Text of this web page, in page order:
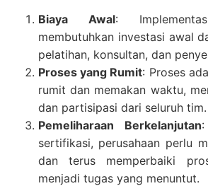
Biaya Awal:
membutuhkan investasi awal
pelatihan, konsultan, dan
Proses yang Rumit: Proses
rumit dan memakan waktu,
dan partisipasi dari seluruh tim.
Pemeliharaan Berkelanjutan
sertifikasi, perusahaan perlu
dan terus memperbaiki
menjadi tugas yang menuntut.